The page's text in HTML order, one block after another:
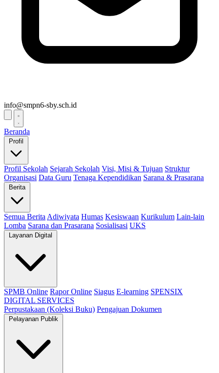
info@smpn6-sby.sch.id
Beranda
Profil
Profil Sekolah Sejarah Sekolah Visi, Misi & Tujuan Struktur
Organisasi Data Guru Tenaga Kependidikan Sarana & Prasarana
Berita
Semua Berita Adiwiyata Humas Kesiswaan Kurikulum Lain-lain
Lomba Sarana dan Prasarana Sosialisasi UKS
Layanan Digital
SPMB Online Rapor Online Siagus E-learning SPENSIX
DIGITAL SERVICES
Perpustakaan (Koleksi Buku) Pengajuan Dokumen
Pelayanan Publik